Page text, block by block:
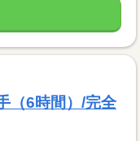
（6時間）/完全